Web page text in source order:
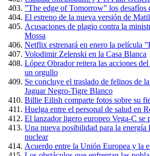
”The edge of Tomorrow” los desafíos
El estreno de la nueva versión de
Acusaciones de plagio contra la
Mossa
Netflix estrenará en enero la película
Volodimir Zelenski en la Casa Blanca
López Obrador reitera las acciones
un orgullo
Se concluye el traslado de felinos de
Jaguar Negro-Tigre Blanco
Billie Eilish comparte fotos sobre su
Huelga entre el personal de salud en
El lanzador ligero europeo Vega-C se
Una nueva posibilidad para la energía
nuclear
Acuerdo entre la Unión Europea y la